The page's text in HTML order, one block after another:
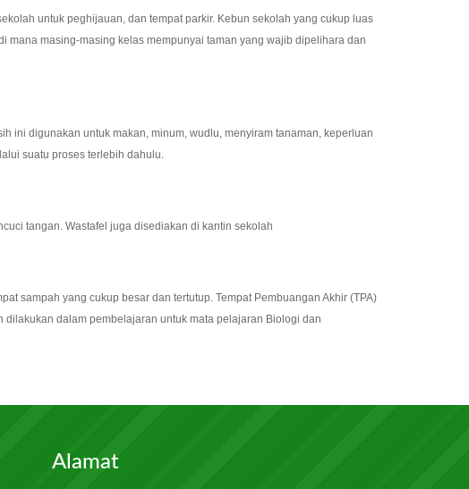
untuk peghijauan, dan tempat parkir. Kebun sekolah yang cukup luas
masing-masing kelas mempunyai taman yang wajib dipelihara dan
ini digunakan untuk makan, minum, wudlu, menyiram tanaman, keperluan
suatu proses terlebih dahulu.
tangan. Wastafel juga disediakan di kantin sekolah
sampah yang cukup besar dan tertutup. Tempat Pembuangan Akhir (TPA)
dalam pembelajaran untuk mata pelajaran Biologi dan
Alamat